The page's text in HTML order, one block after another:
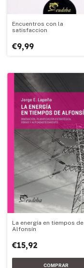
Encuentros con la
satisfaccion
€9,99
La energía en tiempos de
Alfonsín
€15,92